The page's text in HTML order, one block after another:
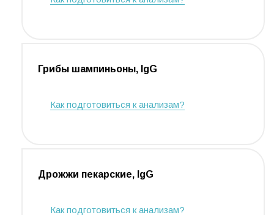
Грибы шампиньоны, IgG
Как подготовиться к анализам?
Дрожжи пекарские, IgG
Как подготовиться к анализам?